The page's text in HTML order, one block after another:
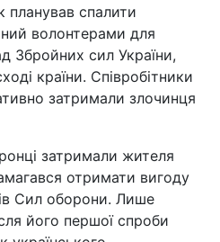
спалити
волонтерами для
Збройних сил України,
країни. Співробітники
затримали злочинця
затримали жителя
отримати вигоду
Сил оборони. Лише
його першої спроби